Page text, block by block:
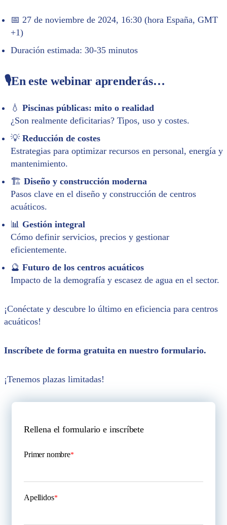
📅 27 de noviembre de 2024, 16:30 (hora España, GMT
+1)
Duración estimada: 30-35 minutos
🎙️En este webinar aprenderás…
💧 Piscinas públicas: mito o realidad
¿Son realmente deficitarias? Tipos, uso y costes.
💡 Reducción de costes
Estrategias para optimizar recursos en personal, energía y
mantenimiento.
🏗️ Diseño y construcción moderna
Pasos clave en el diseño y construcción de centros
acuáticos.
📊 Gestión integral
Cómo definir servicios, precios y gestionar
eficientemente.
🔮 Futuro de los centros acuáticos
Impacto de la demografía y escasez de agua en el sector.
¡Conéctate y descubre lo último en eficiencia para centros
acuáticos!
Inscríbete de forma gratuita en nuestro formulario.
¡Tenemos plazas limitadas!
Rellena el formulario e inscríbete
Primer nombre*
Apellidos*